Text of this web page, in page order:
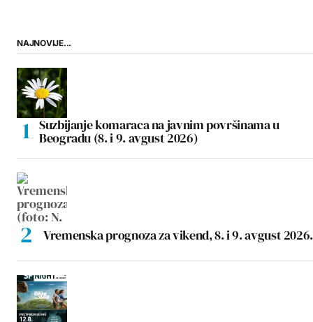
NAJNOVIJE...
Suzbijanje komaraca na javnim površinama u
Beogradu (8. i 9. avgust 2026)
Vremenska prognoza za vikend, 8. i 9. avgust 2026.